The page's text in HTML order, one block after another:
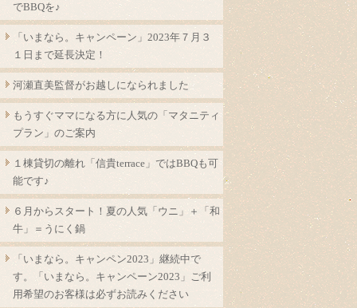
でBBQを♪
「いまなら。キャンペーン」2023年７月３
１日まで延長決定！
河瀬直美監督がお越しになられました
もうすぐママになる方に人気の「マタニティ
プラン」のご案内
１棟貸切の離れ「信貴terrace」ではBBQも可
能です♪
６月からスタート！夏の人気「ウニ」＋「和
牛」＝うにく鍋
「いまなら。キャンペン2023」継続中で
す。「いまなら。キャンペーン2023」ご利
用希望のお客様は必ずお読みください